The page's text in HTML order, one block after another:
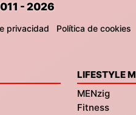
- 2026
privacidad Política de cookies
LIFESTYLE M
MENzig
Fitness